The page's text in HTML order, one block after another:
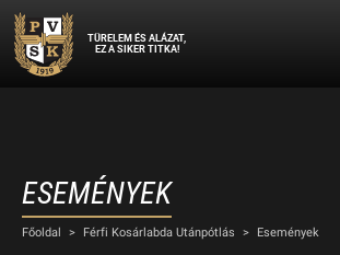
TÜRELEM ÉS ALÁZAT,
EZ A SIKER TITKA!
ESEMÉNYEK
Főoldal > Férfi Kosárlabda Utánpótlás > Események